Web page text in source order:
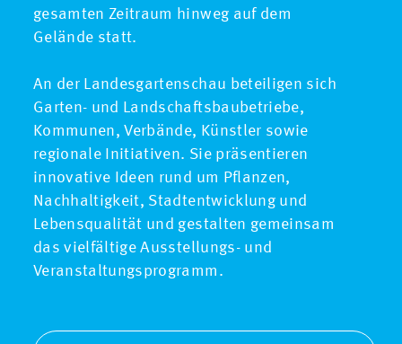
gesamten Zeitraum hinweg auf dem
Gelände statt.
An der Landesgartenschau beteiligen sich
Garten- und Landschaftsbaubetriebe,
Kommunen, Verbände, Künstler sowie
regionale Initiativen. Sie präsentieren
innovative Ideen rund um Pflanzen,
Nachhaltigkeit, Stadtentwicklung und
Lebensqualität und gestalten gemeinsam
das vielfältige Ausstellungs- und
Veranstaltungsprogramm.